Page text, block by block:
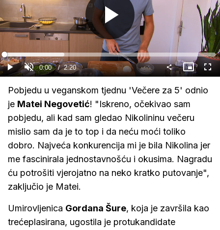
Gledaj
GledajUpali
zvuk
Current
Time
0:00 / Duration
2:20
Loaded:
28.33%
Slika
u
Pobjedu u veganskom tjednu 'Večere za 5' odnio
je Matei Negovetić! "Iskreno, očekivao sam
pobjedu, ali kad sam gledao Nikolininu večeru
mislio sam da je to top i da neću moći toliko
dobro. Najveća konkurencija mi je bila Nikolina jer
me fascinirala jednostavnošću i okusima. Nagradu
ću potrošiti vjerojatno na neko kratko putovanje",
zaključio je Matei.
Umirovljenica Gordana Šure, koja je završila kao
trećeplasirana, ugostila je protukandidate